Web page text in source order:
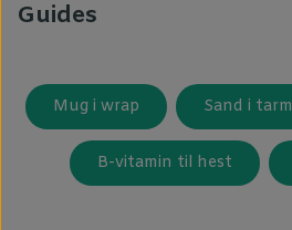
Guides
Mug i wrap Sand i tarm
B-vitamin til hest